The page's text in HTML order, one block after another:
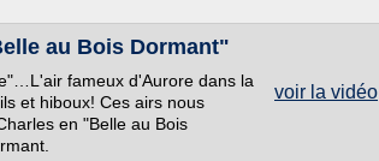
au Bois Dormant"
voir la vidéo
fameux d'Aurore dans la
et hiboux! Ces airs nous
en "Belle au Bois